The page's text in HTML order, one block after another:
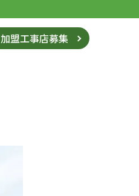
加盟工事店募集